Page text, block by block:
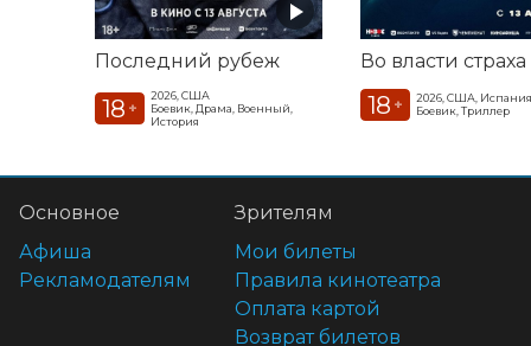
Последний рубеж
18 +
2026, США
Боевик, Драма, Военный,
История
Во власти страха
18 +
2026, США,
Боевик, Триллер
Основное
Афиша
Рекламодателям
Зрителям
Мои билеты
Правила кинотеатра
Оплата картой
Возврат билетов